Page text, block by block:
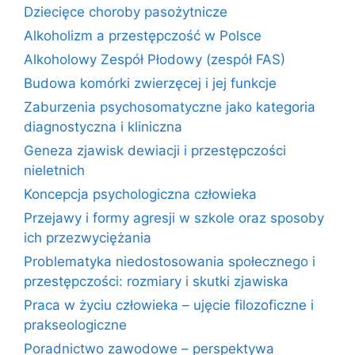
Dziecięce choroby pasożytnicze
Alkoholizm a przestępczość w Polsce
Alkoholowy Zespół Płodowy (zespół FAS)
Budowa komórki zwierzęcej i jej funkcje
Zaburzenia psychosomatyczne jako kategoria
diagnostyczna i kliniczna
Geneza zjawisk dewiacji i przestępczości
nieletnich
Koncepcja psychologiczna człowieka
Przejawy i formy agresji w szkole oraz sposoby
ich przezwyciężania
Problematyka niedostosowania społecznego i
przestępczości: rozmiary i skutki zjawiska
Praca w życiu człowieka – ujęcie filozoficzne i
prakseologiczne
Poradnictwo zawodowe – perspektywa